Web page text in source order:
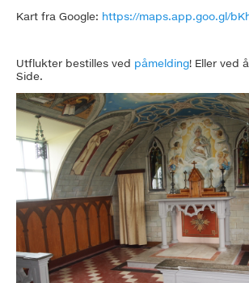
Kart fra Google: https://maps.app.goo.gl/
Utflukter bestilles ved påmelding! Eller ved
Side.